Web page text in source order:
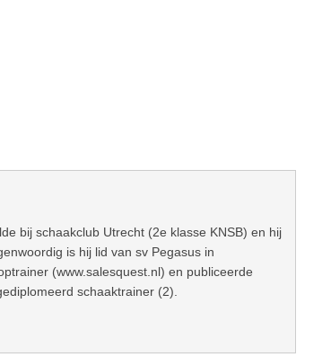
bij schaakclub Utrecht (2e klasse KNSB) en hij
is hij lid van sv Pegasus in
(www.salesquest.nl) en publiceerde
schaaktrainer (2).